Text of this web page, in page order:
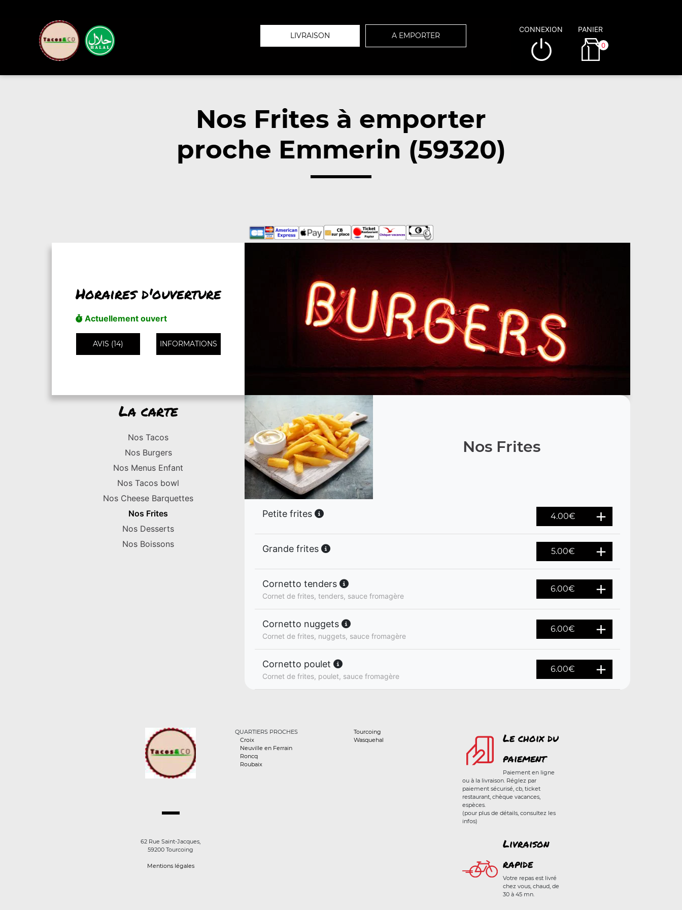
LIVRAISON A EMPORTER
CONNEXION PANIER
0
Nos Frites à emporter
proche Emmerin (59320)
Horaires d'ouverture
Actuellement ouvert
AVIS (14) INFORMATIONS
La carte
Nos Tacos
Nos Burgers
Nos Menus Enfant
Nos Tacos bowl
Nos Cheese Barquettes
Nos Frites
Nos Desserts
Nos Boissons
Nos Frites
Petite frites 4.00€
Grande frites 5.00€
Cornetto tenders
Cornet de frites, tenders, sauce fromagère
6.00€
Cornetto nuggets
Cornet de frites, nuggets, sauce fromagère
6.00€
Cornetto poulet
Cornet de frites, poulet, sauce fromagère
6.00€
62 Rue Saint-Jacques,
59200 Tourcoing
Mentions légales
QUARTIERS PROCHES
Croix
Neuville en Ferrain
Roncq
Roubaix
Tourcoing
Wasquehal
Le choix du
paiement
Paiement en ligne
ou à la livraison. Réglez par
paiement sécurisé, cb, ticket
restaurant, chèque vacances,
espèces.
(pour plus de détails, consultez les
infos)
Livraison
rapide
Votre repas est livré
chez vous, chaud, de
30 à 45 mn.